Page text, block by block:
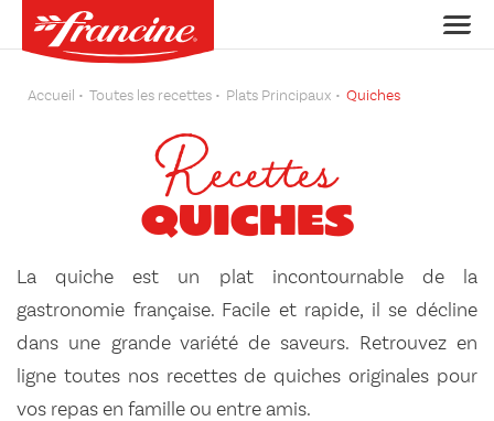
Accueil Toutes les recettes Plats Principaux Quiches
Recettes
Quiches
La quiche est un plat incontournable de la
gastronomie française. Facile et rapide, il se décline
dans une grande variété de saveurs. Retrouvez en
ligne toutes nos recettes de quiches originales pour
vos repas en famille ou entre amis.